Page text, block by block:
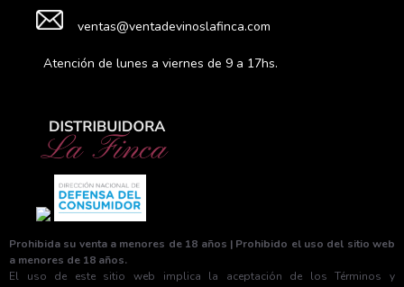
ventas@ventadevinoslafinca.com
Atención de lunes a viernes de 9 a 17hs.
Prohibida su venta a menores de 18 años | Prohibido el uso del sitio web
a menores de 18 años.
El uso de este sitio web implica la aceptación de los Términos y